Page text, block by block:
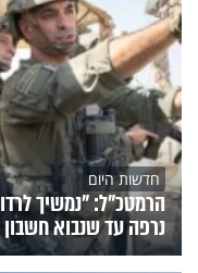
חדשות היום
הרמטכ"ל: "נמשיך
נרפה עד שנבוא